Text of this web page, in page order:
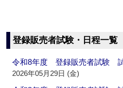
登録販売者試験・日程一覧
令和8年度 登録販売者試験
2026年05月29日 (金)